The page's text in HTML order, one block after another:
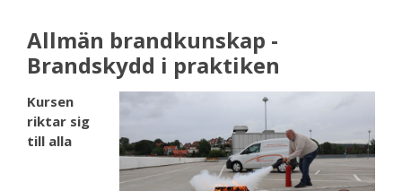
Allmän brandkunskap -
Brandskydd i praktiken
Kursen
riktar sig
till alla